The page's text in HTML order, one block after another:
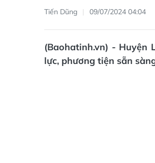
Tiến Dũng 09/07/2024 04:04
(Baohatinh.vn) - Huyện
lực, phương tiện sẵn